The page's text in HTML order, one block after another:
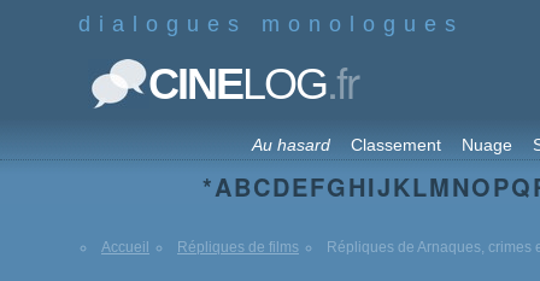
dialogues monologues
CINELOG.fr
Au hasard Classement Nuage
*ABCDEFGHIJKLMNOPQ
Accueil Répliques de films Répliques de Arnaques, crimes